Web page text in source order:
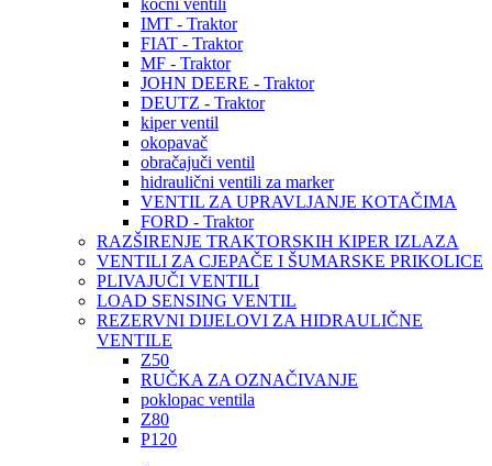
kočni ventili
IMT - Traktor
FIAT - Traktor
MF - Traktor
JOHN DEERE - Traktor
DEUTZ - Traktor
kiper ventil
okopavač
obračajuči ventil
hidraulični ventili za marker
VENTIL ZA UPRAVLJANJE KOTAČIMA
FORD - Traktor
RAZŠIRENJE TRAKTORSKIH KIPER IZLAZA
VENTILI ZA CJEPAČE I ŠUMARSKE PRIKOLICE
PLIVAJUČI VENTILI
LOAD SENSING VENTIL
REZERVNI DIJELOVI ZA HIDRAULIČNE
VENTILE
Z50
RUČKA ZA OZNAČIVANJE
poklopac ventila
Z80
P120